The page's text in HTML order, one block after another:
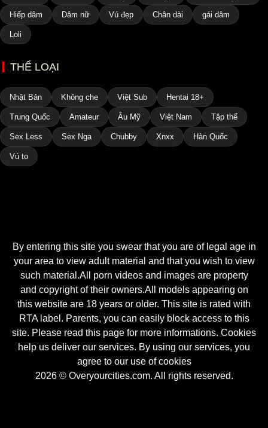
Hiếp dâm Dâm nữ Vú đẹp Chân dài gái dâm
Loli
THỂ LOẠI
Nhật Bản Không che Việt Sub Hentai 18+
Trung Quốc Amateur Âu Mỹ Việt Nam Tập thể
Sex Less Sex Nga Chubby Xnxx Hàn Quốc
Vú to
By entering this site you swear that you are of legal age in
your area to view adult material and that you wish to view
such material.All porn videos and images are property
and copyright of their owners.All models appearing on
this website are 18 years or older. This site is rated with
RTA label. Parents, you can easily block access to this
site. Please read this page for more informations. Cookies
help us deliver our services. By using our services, you
agree to our use of cookies
2026 © Overyourcities.com. All rights reserved.